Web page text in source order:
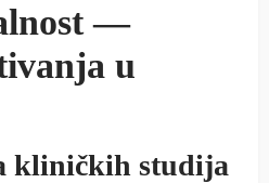
—
u
kliničkih studija